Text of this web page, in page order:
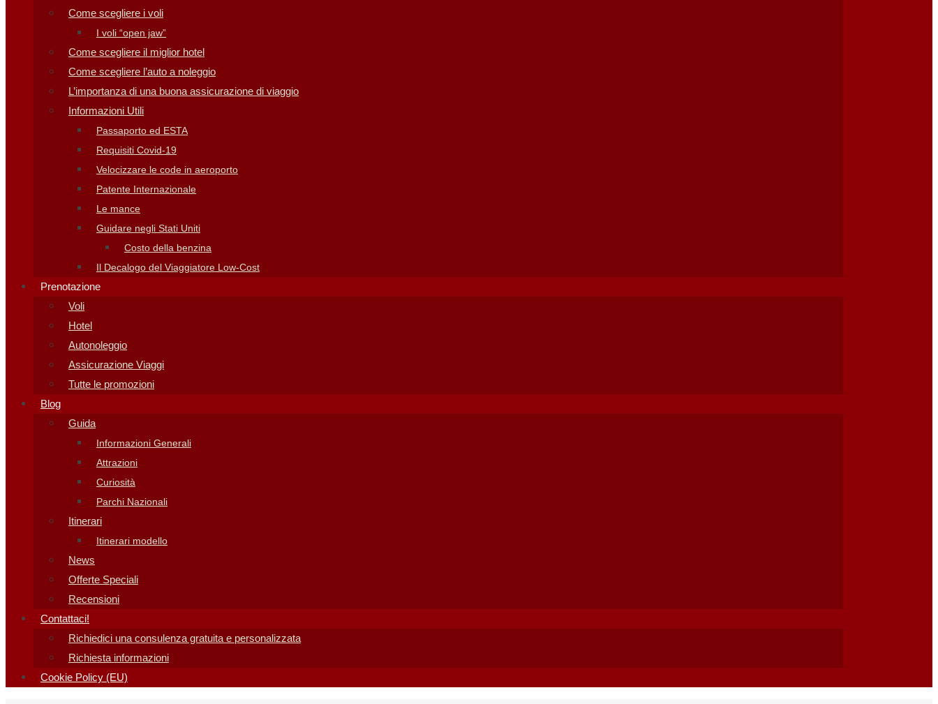
Come scegliere i voli
I voli “open jaw”
Come scegliere il miglior hotel
Come scegliere l’auto a noleggio
L’importanza di una buona assicurazione di viaggio
Informazioni Utili
Passaporto ed ESTA
Requisiti Covid-19
Velocizzare le code in aeroporto
Patente Internazionale
Le mance
Guidare negli Stati Uniti
Costo della benzina
Il Decalogo del Viaggiatore Low-Cost
Prenotazione
Voli
Hotel
Autonoleggio
Assicurazione Viaggi
Tutte le promozioni
Blog
Guida
Informazioni Generali
Attrazioni
Curiosità
Parchi Nazionali
Itinerari
Itinerari modello
News
Offerte Speciali
Recensioni
Contattaci!
Richiedici una consulenza gratuita e personalizzata
Richiesta informazioni
Cookie Policy (EU)